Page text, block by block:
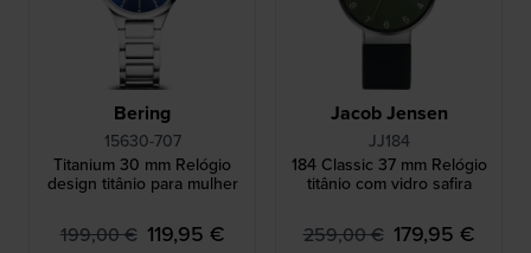
Bering
15630-707
Titanium 30 mm Relógio
design titânio para mulher
199,00 € 119,95 €
Jacob Jensen
JJ184
184 Classic 37 mm Relógio
titânio com vidro safira
259,00 € 179,95 €